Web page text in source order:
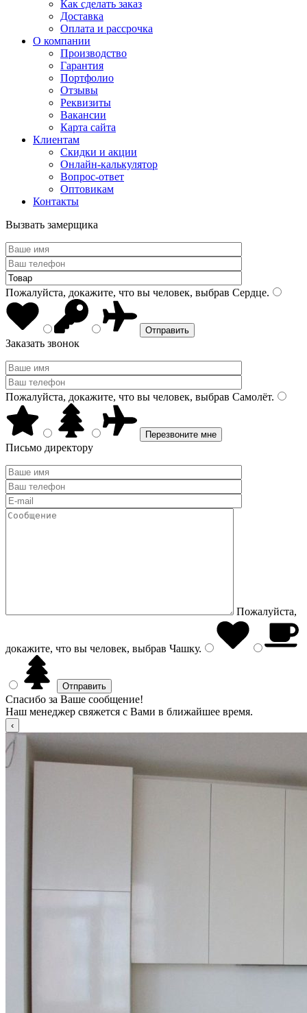
Как сделать заказ
Доставка
Оплата и рассрочка
О компании
Производство
Гарантия
Портфолио
Отзывы
Реквизиты
Вакансии
Карта сайта
Клиентам
Скидки и акции
Онлайн-калькулятор
Вопрос-ответ
Оптовикам
Контакты
Вызвать замерщика
Пожалуйста, докажите, что вы человек, выбрав Сердце.
Заказать звонок
Пожалуйста, докажите, что вы человек, выбрав Самолёт.
Письмо директору
Пожалуйста,
докажите, что вы человек, выбрав Чашку.
Спасибо за Ваше сообщение!
Наш менеджер свяжется с Вами в ближайшее время.